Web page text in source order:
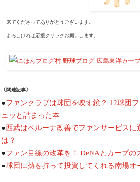
来てくださってありがとうございます。
よろしければ応援クリックお願いします。
〔関連記事〕
●ファンクラブは球団を映す鏡？ 12球団
ュッと詰まった本
●西武はベルーナ改善でファンサービスに
は？
●ファン目線の改革を！ DeNAとカープの
●球団に熱を持って投資してくれる南場オ